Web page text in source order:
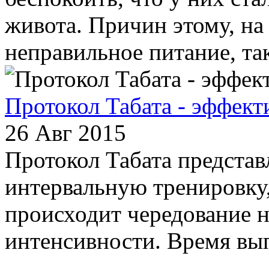
живота. Причин этому,
неправильное питание,
Протокол Табата -
26 Авг 2015
Протокол Табата
интервальную
происходит чередование
интенсивности. Время